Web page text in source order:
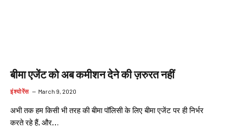
बीमा एजेंट को अब कमीशन देने की ज़रुरत नहीं
इंश्योरेंस March 9, 2020
अभी तक हम किसी भी तरह की बीमा पॉलिसी के लिए बीमा एजेंट पर ही निर्भर
करते रहे हैं. और…